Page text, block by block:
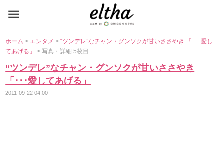
ホーム> エンタメ>“ツンデレ”なチャン・グンソクが甘いささやき 「･･･愛し
てあげる」> 写真・詳細 5枚目
“ツンデレ”なチャン・グンソクが甘いささやき
「･･･愛してあげる」
2011-09-22 04:00